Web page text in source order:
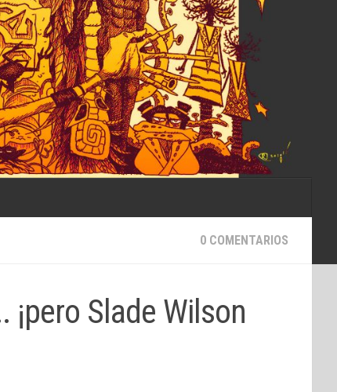
0 COMENTARIOS
¡pero Slade Wilson